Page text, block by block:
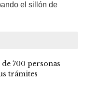
el sillón de
700 personas
trámites